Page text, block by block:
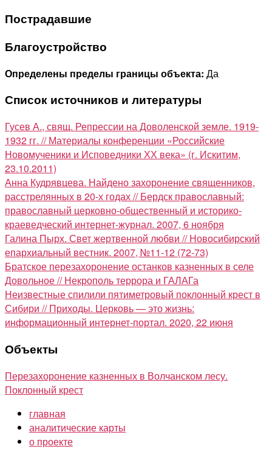
Пострадавшие
Благоустройство
Определены пределы границы объекта: Да
Список источников и литературы
Гусев А., свящ. Репрессии на Доволенской земле. 1919-
1932 гг. // Материалы конференции «Российские
Новомученики и Исповедники ХХ века» (г. Искитим,
23.10.2011)
Анна Кудрявцева. Найдено захоронение священников,
расстрелянных в 20-х годах // Бердск православный:
православный церковно-общественный и историко-
краеведческий интернет-журнал. 2007, 6 ноября
Галина Пырх. Свет жертвенной любви // Новосибирский
епархиальный вестник. 2007, №11-12 (72-73)
Братское перезахоронение останков казненных в селе
Довольное // Некрополь террора и ГАЛАГа
Неизвестные спилили пятиметровый поклонный крест в
Сибири // Приходы. Церковь — это жизнь:
информационный интернет-портал. 2020, 22 июня
Объекты
Перезахоронение казненных в Волчанском лесу.
Поклонный крест
главная
аналитические карты
о проекте